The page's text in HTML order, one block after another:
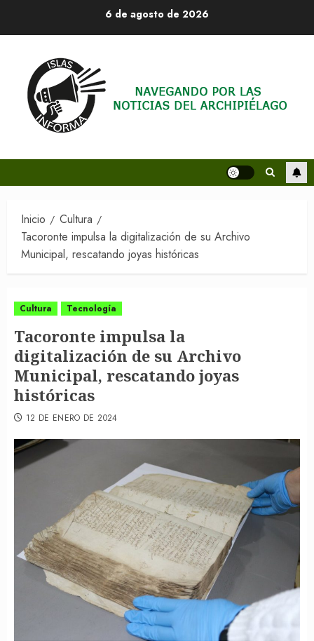
6 de agosto de 2026
Inicio
Cultura
Tacoronte impulsa la digitalización de su Archivo
Municipal, rescatando joyas históricas
Cultura Tecnología
Tacoronte impulsa la
digitalización de su Archivo
Municipal, rescatando joyas
históricas
12 DE ENERO DE 2024